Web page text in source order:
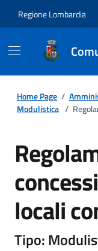
Regione Lombardia
Home Page /
Modulistica /
locali
Tipo: